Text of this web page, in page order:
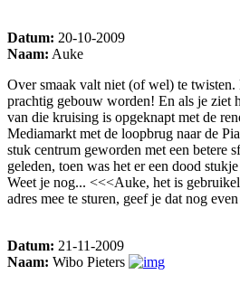
Datum: 20-10-2009
Naam: Auke
Over smaak valt niet (of wel) te
prachtig gebouw worden! En als je ziet
van die kruising is opgeknapt met de
Mediamarkt met de loopbrug naar de
stuk centrum geworden met een betere
geleden, toen was het er een dood
Weet je nog... <<<Auke, het is
adres mee te sturen, geef je dat nog
Datum: 21-11-2009
Naam: Wibo Pieters